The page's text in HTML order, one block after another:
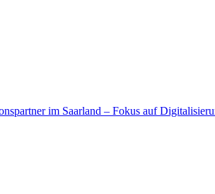
im Saarland – Fokus auf